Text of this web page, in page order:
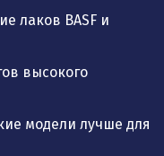
лаков BASF и
высокого
модели лучше для